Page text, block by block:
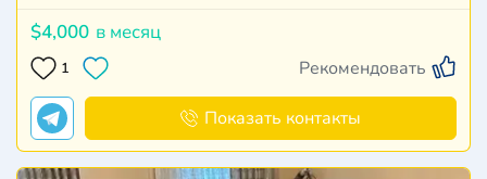
$4,000 в месяц
1 Рекомендовать
Показать контакты